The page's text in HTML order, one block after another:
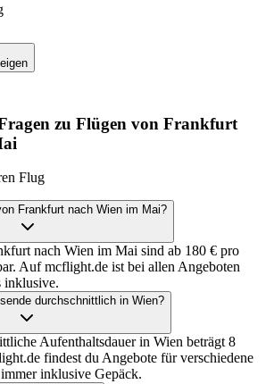
zu Flügen von Frankfurt
Flug
Frankfurt nach Wien im Mai?
nach Wien im Mai sind ab 180 € pro
Auf mcflight.de ist bei allen Angeboten
inklusive.
durchschnittlich in Wien?
Aufenthaltsdauer in Wien beträgt 8
findest du Angebote für verschiedene
inklusive Gepäck.